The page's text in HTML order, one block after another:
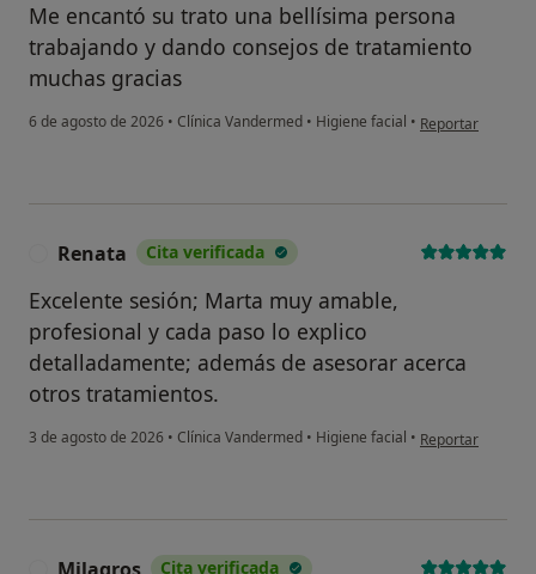
Me encantó su trato una bellísima persona
trabajando y dando consejos de tratamiento
muchas gracias
6 de agosto de 2026 • Clínica Vandermed • Higiene facial • en opinión del
Reportar
Renata Cita verificada
Excelente sesión; Marta muy amable,
profesional y cada paso lo explico
detalladamente; además de asesorar acerca
otros tratamientos.
3 de agosto de 2026 • Clínica Vandermed • Higiene facial • en opinión del
Reportar
Cita verificada